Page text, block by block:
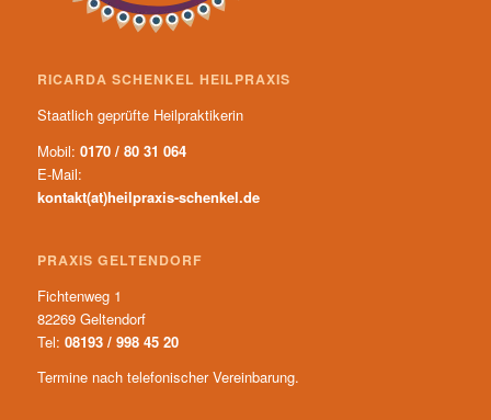
RICARDA SCHENKEL HEILPRAXIS
Staatlich geprüfte Heilpraktikerin
Mobil: 0170 / 80 31 064
E-Mail:
kontakt(at)heilpraxis-schenkel.de
PRAXIS GELTENDORF
Fichtenweg 1
82269 Geltendorf
Tel: 08193 / 998 45 20
Termine nach telefonischer Vereinbarung.